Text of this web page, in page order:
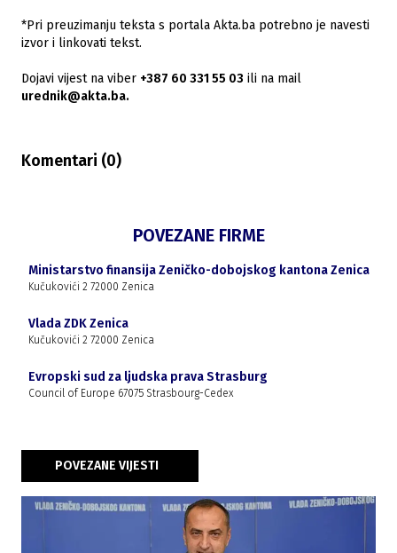
*Pri preuzimanju teksta s portala Akta.ba potrebno je navesti
izvor i linkovati tekst.
Dojavi vijest na viber +387 60 331 55 03 ili na mail
urednik@akta.ba.
Komentari (0)
POVEZANE FIRME
Ministarstvo finansija Zeničko-dobojskog kantona Zenica
Kučukovići 2 72000 Zenica
Vlada ZDK Zenica
Kučukovići 2 72000 Zenica
Evropski sud za ljudska prava Strasburg
Council of Europe 67075 Strasbourg-Cedex
POVEZANE VIJESTI